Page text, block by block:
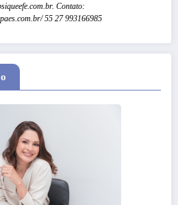
Contato:
55 27 993166985